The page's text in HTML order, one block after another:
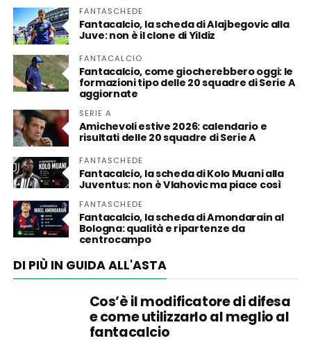
FANTASCHEDE
Fantacalcio, la scheda di Alajbegovic alla
Juve: non è il clone di Yildiz
FANTACALCIO
Fantacalcio, come giocherebbero oggi: le
formazioni tipo delle 20 squadre di Serie A
aggiornate
SERIE A
Amichevoli estive 2026: calendario e
risultati delle 20 squadre di Serie A
FANTASCHEDE
Fantacalcio, la scheda di Kolo Muani alla
Juventus: non è Vlahovic ma piace così
FANTASCHEDE
Fantacalcio, la scheda di Amondarain al
Bologna: qualità e ripartenze da
centrocampo
DI PIÙ IN GUIDA ALL'ASTA
Cos’è il modificatore di difesa
e come utilizzarlo al meglio al
fantacalcio